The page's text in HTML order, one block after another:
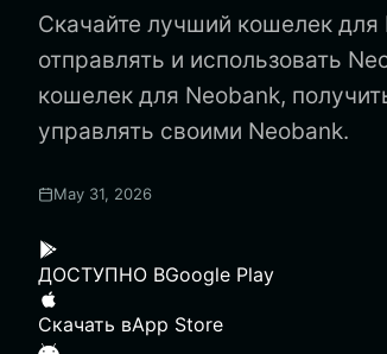
Скачайте лучший кошелек для
отправлять и использовать
кошелек для Neobank,
управлять своими Neobank.
May 31, 2026
ДОСТУПНО ВGoogle Play
Скачать вApp Store